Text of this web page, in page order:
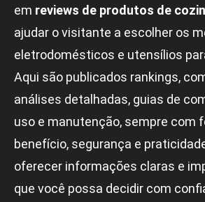
em reviews de produtos de
ajudar o visitante a escolher os
eletrodomésticos e utensílios
Aqui são publicados rankings,
análises detalhadas, guias de
uso e manutenção, sempre com
benefício, segurança e
oferecer informações claras e
que você possa decidir com